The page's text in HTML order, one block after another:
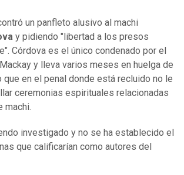
un panfleto alusivo al machi
y pidiendo "libertad a los presos
Córdova es el único condenado por el
y lleva varios meses en huelga de
que en el penal donde está recluido no le
ceremonias espirituales relacionadas
machi.
investigado y no se ha establecido el
que calificarían como autores del